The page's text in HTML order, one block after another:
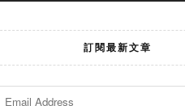
訂閱最新文章